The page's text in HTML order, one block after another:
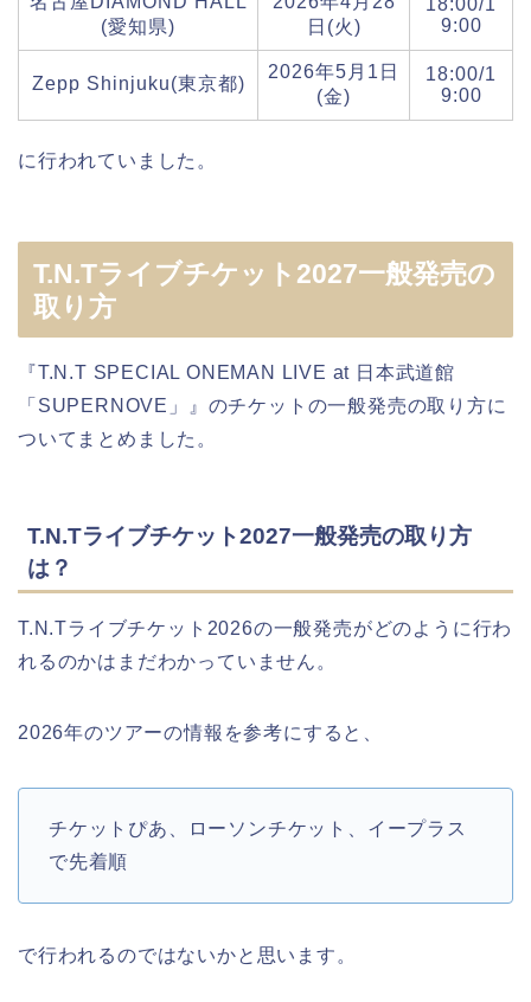
(愛知県)
日(火)
9:00
Zepp Shinjuku(東京都)
2026年5月1日
(金)
18:00/1
9:00
に行われていました。
T.N.Tライブチケット2027一般発売の
取り方
『T.N.T SPECIAL ONEMAN LIVE at 日本武道館
「SUPERNOVE」』のチケットの一般発売の取り方に
ついてまとめました。
T.N.Tライブチケット2027一般発売の取り方
は？
T.N.Tライブチケット2026の一般発売がどのように行わ
れるのかはまだわかっていません。
2026年のツアーの情報を参考にすると、
チケットぴあ、ローソンチケット、イープラス
で先着順
で行われるのではないかと思います。